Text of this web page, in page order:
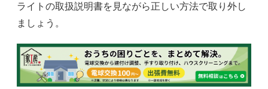
ライトの取扱説明書を見ながら正しい方法で取り外し
ましょう。